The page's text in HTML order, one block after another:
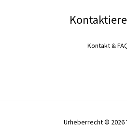
Kontakt &
Urheberrecht © 2026